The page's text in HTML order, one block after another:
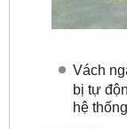
Vách
bị tự
hệ